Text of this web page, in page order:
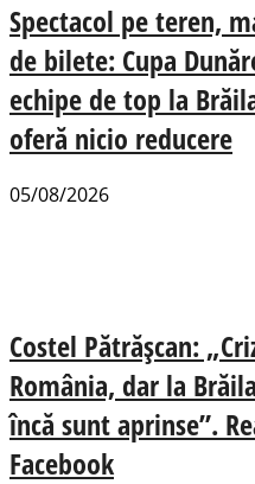
Spectacol pe teren,
de bilete: Cupa
echipe de top la
oferă nicio reducere
05/08/2026
Costel Pătrășcan:
România, dar la
încă sunt aprinse”.
Facebook